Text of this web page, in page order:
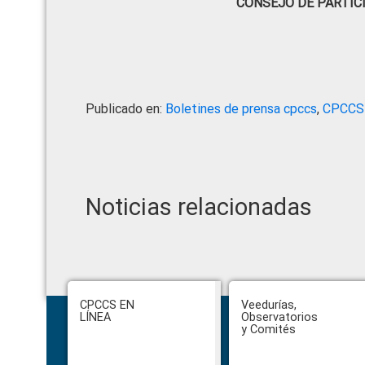
Publicado en: Boletines de prensa cpccs,
Noticias relacionadas
Footer
CPCCS EN
LÍNEA
Veedurías,
Observatorios
y Comités